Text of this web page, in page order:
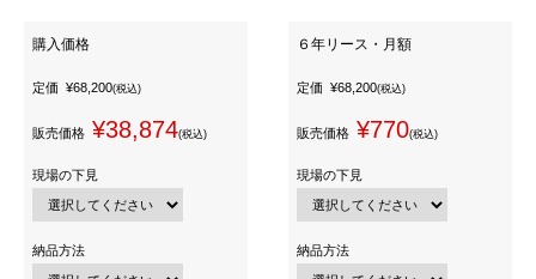
購入価格
定価 ¥68,200(税込)
販売価格 ¥38,874(税込)
現場の下見
納品方法
６年リース・月額
定価 ¥68,200(税込)
販売価格 ¥770(税込)
現場の下見
納品方法